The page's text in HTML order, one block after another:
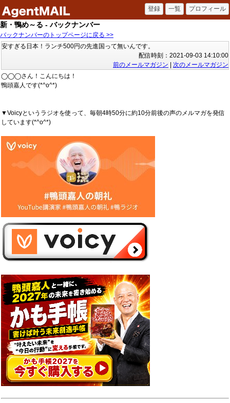
新・鴨め～る - バックナンバー
バックナンバーのトップページに戻る >>
安すぎる日本！ランチ500円の先進国って無いんです。
配信時刻：2021-09-03 14:10:00
前のメールマガジン
次のメールマガジン
◯◯◯さん！こんにちは！
鴨頭嘉人です(*^o^*)
▼Voicyというラジオを使って、毎朝4時50分に約10分前後の声のメルマガを発信
しています(*^o^*)